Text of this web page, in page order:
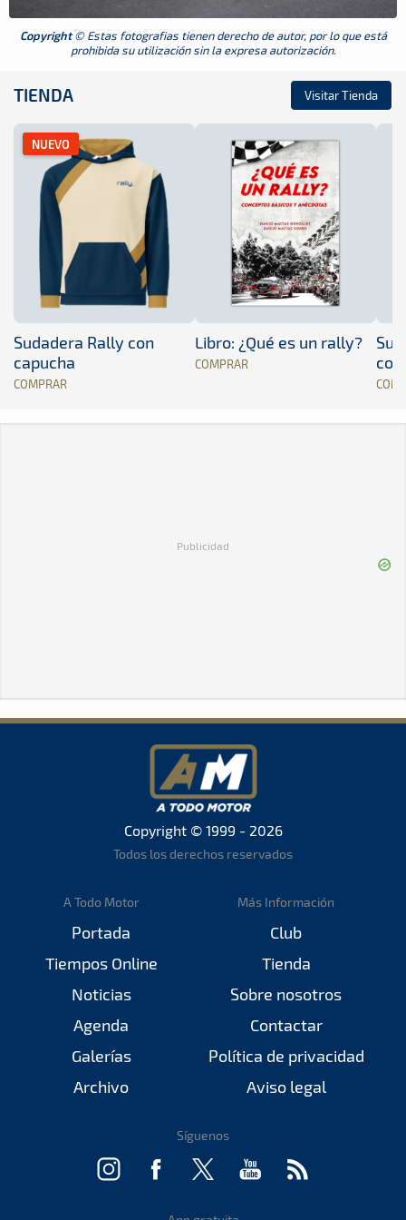
Copyright© Estas fotografias tienen derecho de autor, por lo que está
prohibida su utilización sin la expresa autorización.
TIENDA Visitar Tienda
NUEVO
Sudadera Rally con
capucha
COMPRAR
Libro: ¿Qué es un rally?
COMPRAR
Publicidad
Copyright © 1999 - 2026
Todos los derechos reservados
A Todo Motor
Portada
Tiempos Online
Noticias
Agenda
Galerías
Archivo
Más Información
Club
Tienda
Sobre nosotros
Contactar
Política de privacidad
Aviso legal
Síguenos